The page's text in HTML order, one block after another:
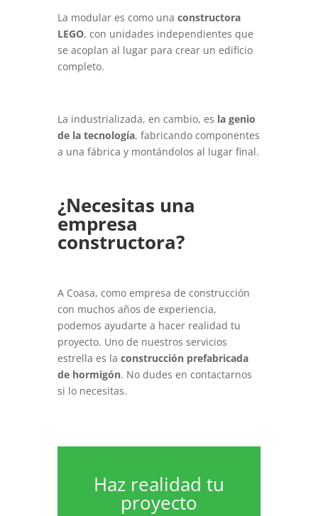
La modular es como una constructora
LEGO, con unidades independientes que
se acoplan al lugar para crear un edificio
completo.
La industrializada, en cambio, es la genio
de la tecnología, fabricando componentes
a una fábrica y montándolos al lugar final.
¿Necesitas una
empresa
constructora?
A Coasa, como empresa de construcción
con muchos años de experiencia,
podemos ayudarte a hacer realidad tu
proyecto. Uno de nuestros servicios
estrella es la construcción prefabricada
de hormigón. No dudes en contactarnos
si lo necesitas.
Haz realidad tu
proyecto